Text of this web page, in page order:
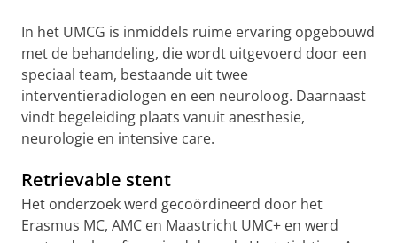
In het UMCG is inmiddels ruime ervaring opgebouwd
met de behandeling, die wordt uitgevoerd door een
speciaal team, bestaande uit twee
interventieradiologen en een neuroloog. Daarnaast
vindt begeleiding plaats vanuit anesthesie,
neurologie en intensive care.
Retrievable stent
Het onderzoek werd gecoördineerd door het
Erasmus MC, AMC en Maastricht UMC+ en werd